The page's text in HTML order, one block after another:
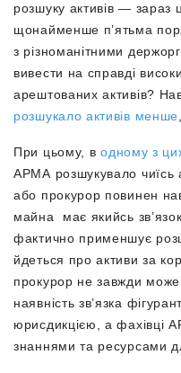
розшуку активів — зараз
щонайменше п’ятьма
з різноманітними
вивести на справді
арештованих активів?
розшукало активів менше
При цьому, водному з
АРМА розшукувало чиїсь
або прокурор повинен
майна має якийсь
фактично применшує
йдеться про активи за
прокурор не завжди
наявність зв’язка
юрисдикцією, а фахівці
знаннями та ресурсами